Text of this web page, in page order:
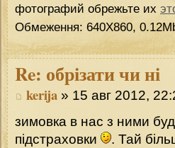
фотографий обрежьте их
Обмеження: 640Х860,
Re: обрізати чи ні
kerija » 15 авг 2012,
зимовка в нас з ними
підстраховки
. Тай